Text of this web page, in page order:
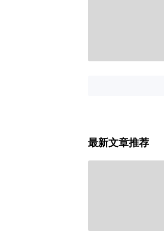
最新文章推荐